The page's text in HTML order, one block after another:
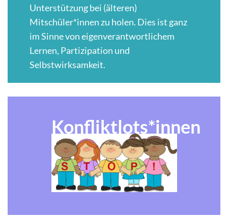
Unterstützung bei (älteren)
Mitschüler*innen zu holen. Dies ist ganz
im Sinne von eigenverantwortlichem
Lernen, Partizipation und
Selbstwirksamkeit.
Konfliktlots*innen